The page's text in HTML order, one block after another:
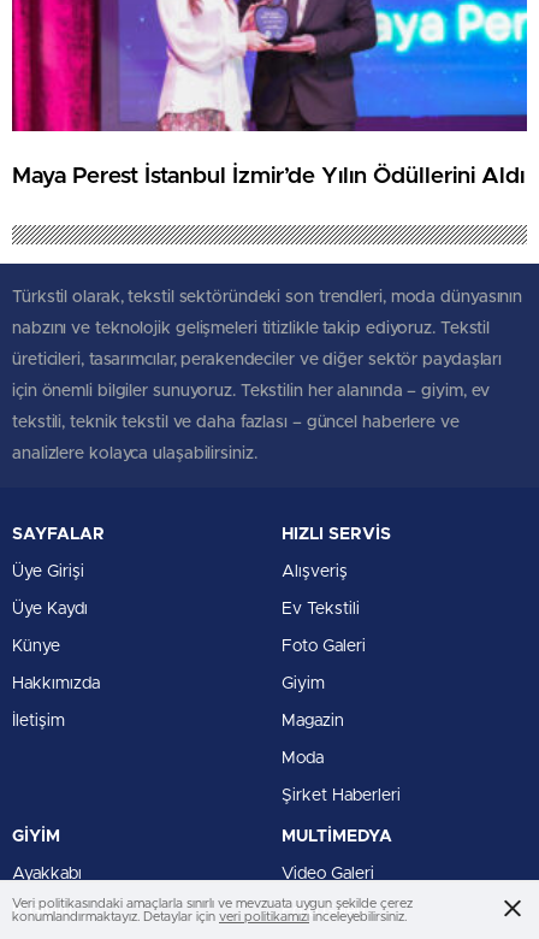
Maya Perest İstanbul İzmir’de Yılın Ödüllerini Aldı
Türkstil olarak, tekstil sektöründeki son trendleri, moda dünyasının
nabzını ve teknolojik gelişmeleri titizlikle takip ediyoruz. Tekstil
üreticileri, tasarımcılar, perakendeciler ve diğer sektör paydaşları
için önemli bilgiler sunuyoruz. Tekstilin her alanında – giyim, ev
tekstili, teknik tekstil ve daha fazlası – güncel haberlere ve
analizlere kolayca ulaşabilirsiniz.
SAYFALAR
Üye Girişi
Üye Kaydı
Künye
Hakkımızda
İletişim
HIZLI SERVİS
Alışveriş
Ev Tekstili
Foto Galeri
Giyim
Magazin
Moda
Şirket Haberleri
GİYİM
Ayakkabı
İç Giyim
MULTİMEDYA
Video Galeri
Foto Galeri
Veri politikasındaki amaçlarla sınırlı ve mevzuata uygun şekilde çerez
konumlandırmaktayız. Detaylar için veri politikamızı inceleyebilirsiniz.